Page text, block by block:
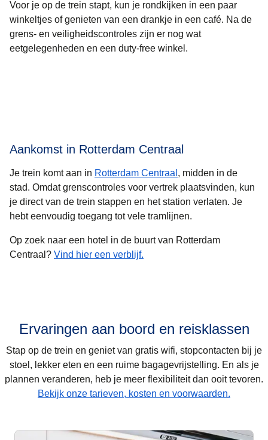
Voor je op de trein stapt, kun je rondkijken in een paar
winkeltjes of genieten van een drankje in een café. Na de
grens- en veiligheidscontroles zijn er nog wat
eetgelegenheden en een duty-free winkel.
Aankomst in Rotterdam Centraal
Je trein komt aan in Rotterdam Centraal , midden in de
stad. Omdat grenscontroles voor vertrek plaatsvinden, kun
je direct van de trein stappen en het station verlaten. Je
hebt eenvoudig toegang tot vele tramlijnen.
Op zoek naar een hotel in de buurt van Rotterdam
Centraal? Vind hier een verblijf.
Ervaringen aan boord en reisklassen
Stap op de trein en geniet van gratis wifi, stopcontacten bij je
stoel, lekker eten en een ruime bagagevrijstelling. En als je
plannen veranderen, heb je meer flexibiliteit dan ooit tevoren.
Bekijk onze tarieven, kosten en voorwaarden.